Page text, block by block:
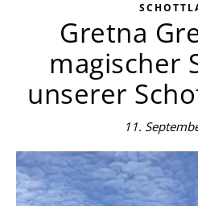
Gretna
magischer
unserer
11.